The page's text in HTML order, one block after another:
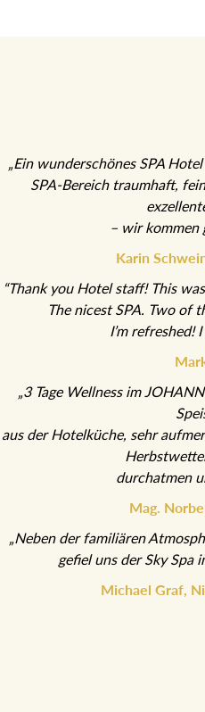
„Ein wunderschönes SPA
SPA-Bereich traumhaft,
– wir kommen
Karin
“Thank you Hotel staff! This
The nicest SPA. Two of
I’m refreshed!
„3 Tage Wellness im
aus der Hotelküche, sehr
durchatmen
Mag.
„Neben der familiären
gefiel uns der Sky Spa
Michael Graf,